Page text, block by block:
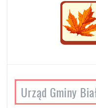
Urząd Gminy